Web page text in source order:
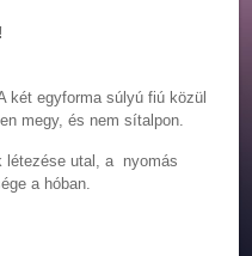
két egyforma súlyú fiú közül
megy, és nem sítalpon.
létezése utal, a nyomás
a hóban.